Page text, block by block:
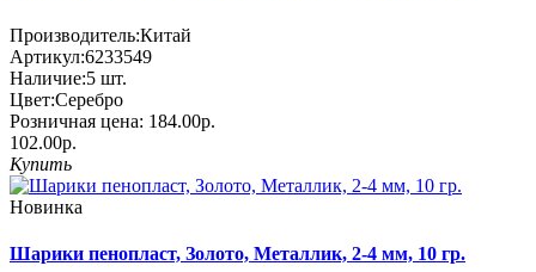
Производитель:Китай
Артикул:6233549
Наличие:5 шт.
Цвет:Серебро
Розничная цена: 184.00р.
102.00р.
Купить
Новинка
Шарики пенопласт, Золото, Металлик, 2-4 мм, 10 гр.